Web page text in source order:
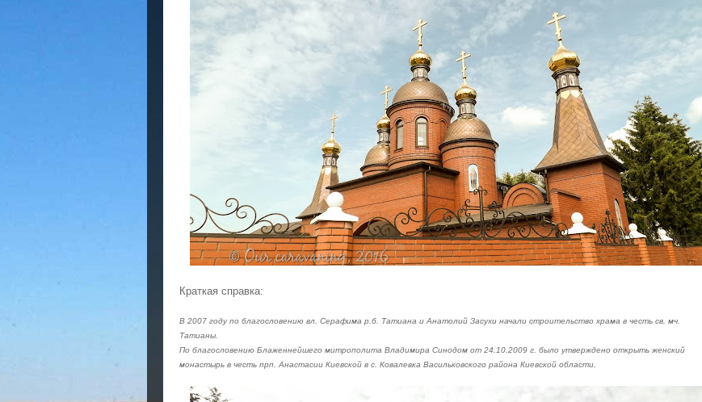
Краткая справка:
В 2007 году по благословению вл. Серафима р.б. Татиана и Анатолий Засухи начали строительство храма в честь св. мч.
Татианы.
По благословению Блаженнейшего митрополита Владимира Синодом от 24.10.2009 г. было утверждено открыть женский
монастырь в честь прп. Анастасии Киевской в с. Ковалевка Васильковского района Киевской области.